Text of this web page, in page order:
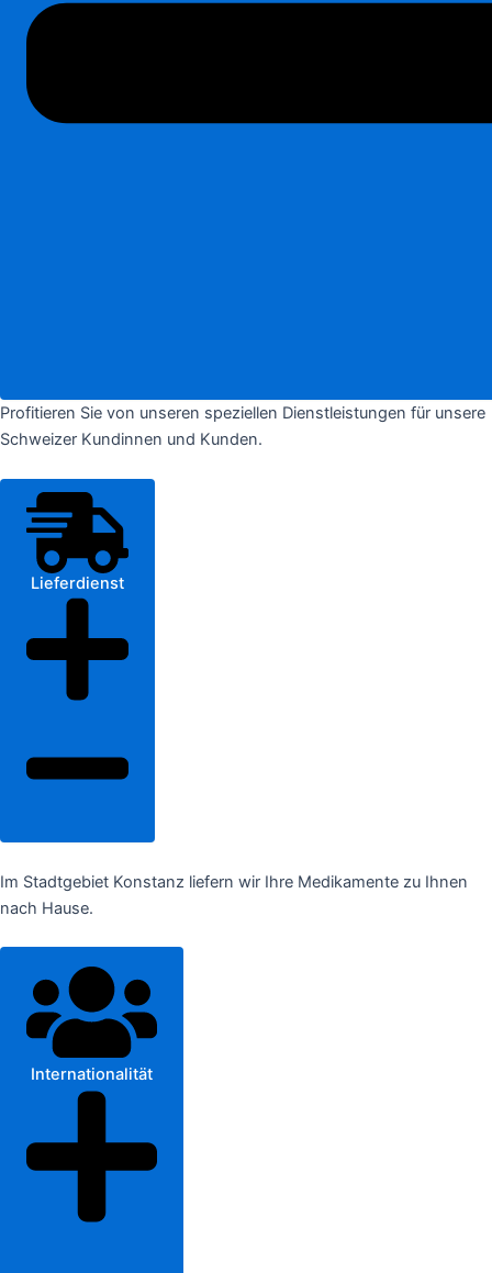
Profitieren Sie von unseren speziellen Dienstleistungen für unsere
Schweizer Kundinnen und Kunden.
Lieferdienst
Im Stadtgebiet Konstanz liefern wir Ihre Medikamente zu Ihnen
nach Hause.
Internationalität